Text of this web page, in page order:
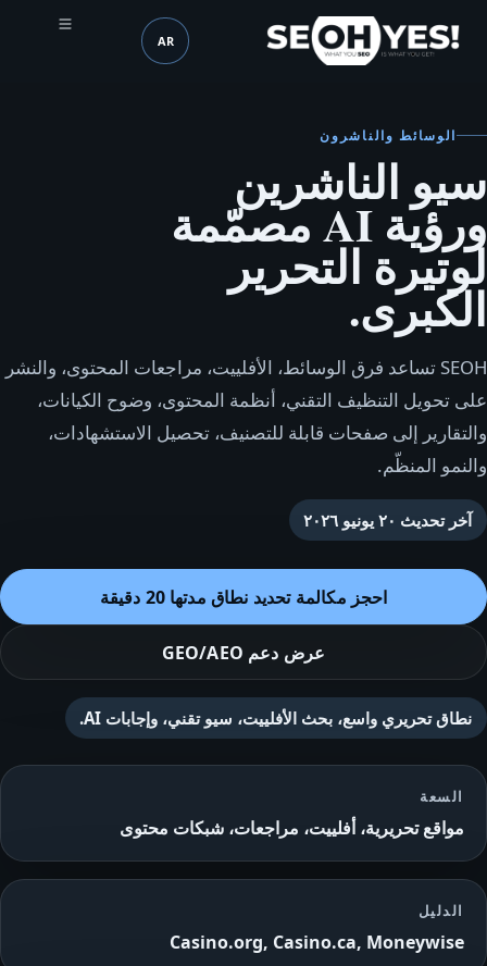
SEOH اللغة (mobile header)
AR
الوسائط والناشرون
سيو الناشرين
ورؤية AI مصمّمة
لوتيرة التحرير
الكبرى.
SEOH تساعد فرق الوسائط، الأفلييت، مراجعات المحتوى، والنشر
على تحويل التنظيف التقني، أنظمة المحتوى، وضوح الكيانات،
والتقارير إلى صفحات قابلة للتصنيف، تحصيل الاستشهادات،
والنمو المنظّم.
آخر تحديث ٢٠ يونيو ٢٠٢٦
احجز مكالمة تحديد نطاق مدتها 20 دقيقة
عرض دعم GEO/AEO
نطاق تحريري واسع، بحث الأفلييت، سيو تقني، وإجابات AI.
السعة
مواقع تحريرية، أفلييت، مراجعات، شبكات محتوى
الدليل
Casino.org, Casino.ca, Moneywise